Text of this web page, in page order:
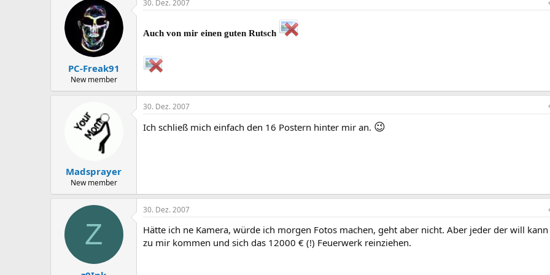
PC-Freak91
New member
30. Dez. 2007
Auch von mir einen guten Rutsch
Madsprayer
New member
30. Dez. 2007
Ich schließ mich einfach den 16 Postern hinter mir an. 😉
Z
30. Dez. 2007
Hätte ich ne Kamera, würde ich morgen Fotos machen, geht aber nicht. Aber jeder der will
zu mir kommen und sich das 12000 € (!) Feuerwerk reinziehen.